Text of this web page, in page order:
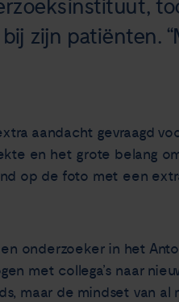
zijn patiënten.
aandacht gevraagd
en het grote belang
op de foto met een
onderzoeker in het
met collega’s naar
maar de mindset van al